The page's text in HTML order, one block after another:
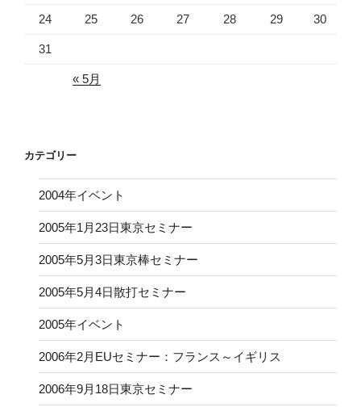
24 25 26 27 28 29 30
31
« 5月
カテゴリー
2004年イベント
2005年1月23日東京セミナー
2005年5月3日東京棒セミナー
2005年5月4日散打セミナー
2005年イベント
2006年2月EUセミナー：フランス～イギリス
2006年9月18日東京セミナー